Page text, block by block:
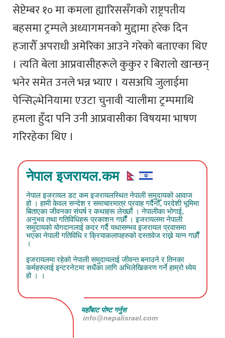
सेप्टेम्बर १० मा कमला ह्यारिससँगको राष्ट्रपतीय
बहसमा ट्रम्पले अध्यागमनको मुद्दामा हरेक दिन
हजारौँ अपराधी अमेरिका आउने गरेको बताएका थिए
। त्यति बेला आप्रवासीहरूले कुकुर र बिरालो खान्छन्
भनेर समेत उनले भन्न भ्याए । यसअघि जुलाईमा
पेन्सिल्भेनियामा एउटा चुनावी र्‍यालीमा ट्रम्पमाथि
हमला हुँदा पनि उनी आप्रवासीका विषयमा भाषण
गरिरहेका थिए ।
नेपाल इजरायल.कम
नेपाल इजरायल डट कम इजरायलस्थित नेपाली समुदायको आवाज
हो । हामी केवल सन्देश र समाचारमात्र प्रवाह गर्दैनौँ, परदेशी भूमिमा
बिताएका जीवनका संघर्ष र कथाहरू लेख्छौं । नेपालीका भोगाई,
अनुभव तथा गतिविधिहरू प्रकाशन गर्छौं । इजरायलमा नेपाली
समुदायको योगदानलाई कदर गर्दै यथासम्भव इजरायल प्रवासमा
भएका नेपाली गतिविधि र क्रियाकलापहरुको दस्तावेज राख्ने यत्न गर्छौं
।
इजरायलमा रहेको नेपाली समुदायलाई जीवन्त बनाउने र तिनका
कर्महरुलाई इन्टरनेटमा सधैंका लागि अभिलेखिकरण गर्ने हाम्रो ध्येय
हो । ।
यहाँबाट पोष्ट गर्नुस
info@nepalisrael.com